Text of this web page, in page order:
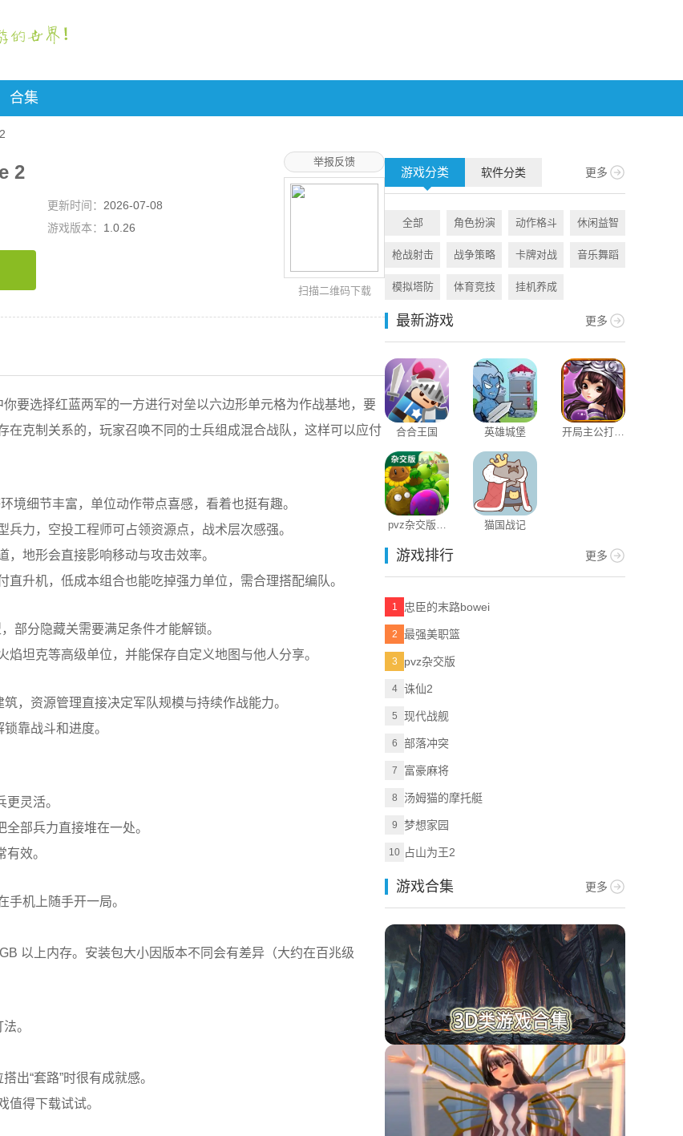
合集
2
更新时间： 2026-07-08
游戏版本： 1.0.26
扫描二维码下载
举报反馈
要选择红蓝两军的一方进行对垒以六边形单元格为作战基地，要
克制关系的，玩家召唤不同的士兵组成混合战队，这样可以应付
境细节丰富，单位动作带点喜感，看着也挺有趣。
力，空投工程师可占领资源点，战术层次感强。
地形会直接影响移动与攻击效率。
升机，低成本组合也能吃掉强力单位，需合理搭配编队。
部分隐藏关需要满足条件才能解锁。
坦克等高级单位，并能保存自定义地图与他人分享。
，资源管理直接决定军队规模与持续作战能力。
靠战斗和进度。
灵活。
部兵力直接堆在一处。
效。
机上随手开一局。
以上内存。安装包大小因版本不同会有差异（大约在百兆级
。
出“套路”时很有成就感。
值得下载试试。
游戏分类 软件分类 更多
全部 角色扮演 动作格斗 休闲益智
枪战射击 战争策略 卡牌对战 音乐舞蹈
模拟塔防 体育竞技 挂机养成
最新游戏 更多
合合王国 英雄城堡
开局主公打魔
pvz杂交版手
猫国战记
游戏排行 更多
1 忠臣的末路bowei
2 最强美职篮
3 pvz杂交版
4 诛仙2
5 现代战舰
6 部落冲突
7 富豪麻将
8 汤姆猫的摩托艇
9 梦想家园
10 占山为王2
游戏合集 更多